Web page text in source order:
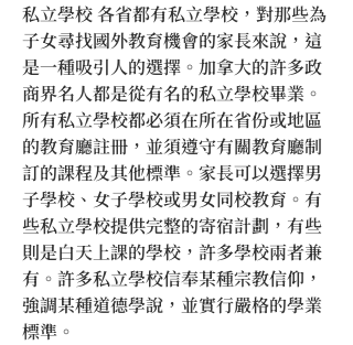
私立學校 各省都有私立學校，對那些為
子女尋找國外教育機會的家長來說，這
是一種吸引人的選擇。加拿大的許多政
商界名人都是從有名的私立學校畢業。
所有私立學校都必須在所在省份或地區
的教育廳註冊，並須遵守有關教育廳制
訂的課程及其他標準。家長可以選擇男
子學校、女子學校或男女同校教育。有
些私立學校提供完整的寄宿計劃，有些
則是白天上課的學校，許多學校兩者兼
有。許多私立學校信奉某種宗教信仰，
強調某種道德學說，並實行嚴格的學業
標準。